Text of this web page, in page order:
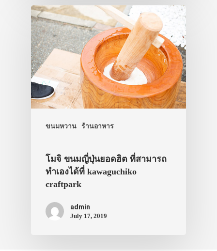
ขนมหวาน ร้านอาหาร
โมจิ ขนมญี่ปุ่นยอดฮิต ที่สามารถ
ทำเองได้ที่ kawaguchiko
craftpark
admin
July 17, 2019
สาระน่ารู้
VIDEO
ภาพประทับใจ